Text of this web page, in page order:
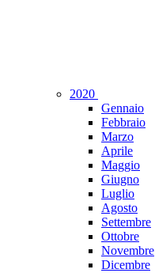
2020
Gennaio
Febbraio
Marzo
Aprile
Maggio
Giugno
Luglio
Agosto
Settembre
Ottobre
Novembre
Dicembre